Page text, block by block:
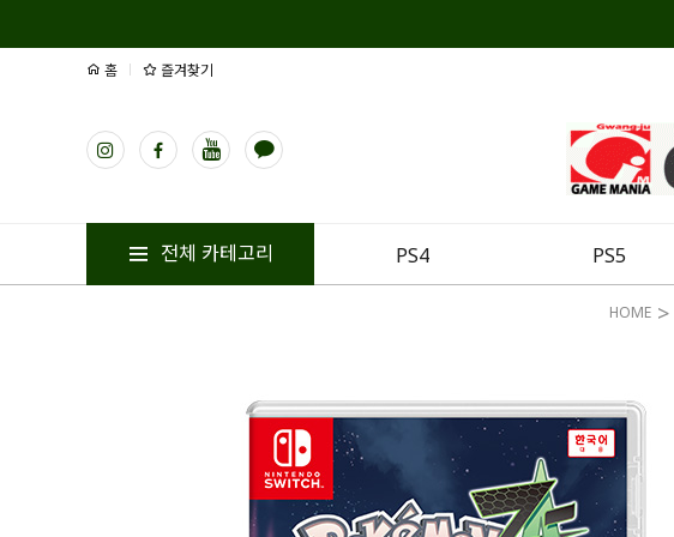
홈 즐겨찾기
전체 카테고리 PS4 PS5
HOME >